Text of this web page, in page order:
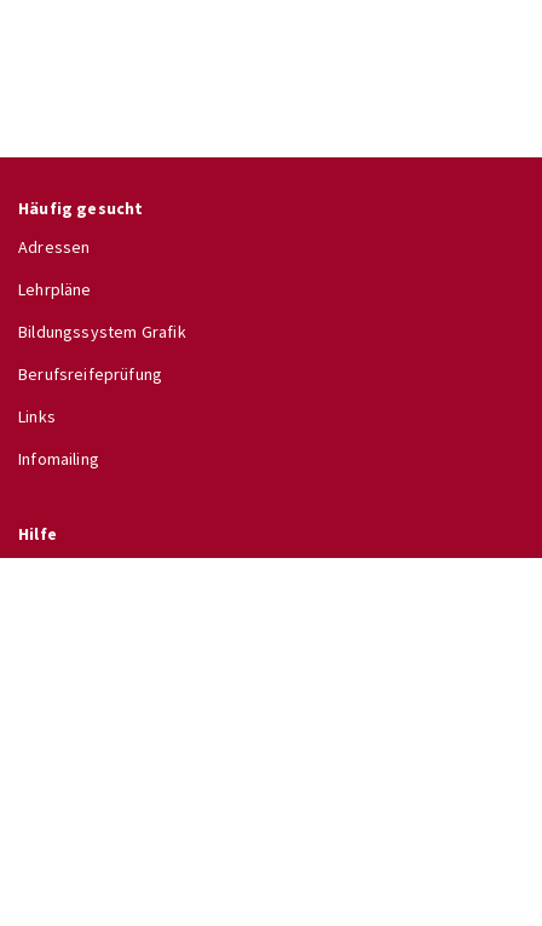
Häufig gesucht
Adressen
Lehrpläne
Bildungssystem Grafik
Berufsreifeprüfung
Links
Infomailing
Hilfe